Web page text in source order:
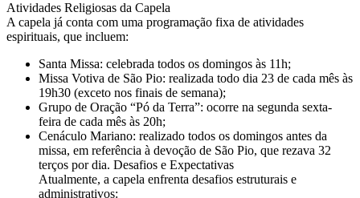
Atividades Religiosas da Capela
A capela já conta com uma programação fixa de atividades
espirituais, que incluem:
Santa Missa: celebrada todos os domingos às 11h;
Missa Votiva de São Pio: realizada todo dia 23 de cada mês às
19h30 (exceto nos finais de semana);
Grupo de Oração “Pó da Terra”: ocorre na segunda sexta-
feira de cada mês às 20h;
Cenáculo Mariano: realizado todos os domingos antes da
missa, em referência à devoção de São Pio, que rezava 32
terços por dia. Desafios e Expectativas
Atualmente, a capela enfrenta desafios estruturais e
administrativos: